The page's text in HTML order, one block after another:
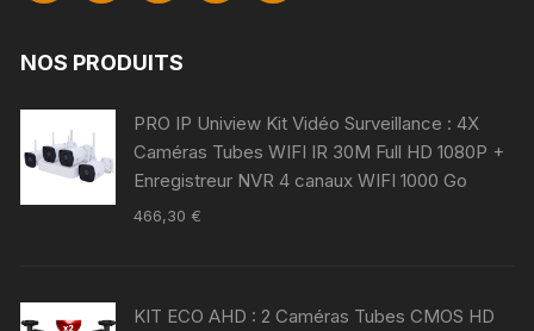
NOS PRODUITS
PRO IP Uniview Kit Vidéo Surveillance : 4X
Caméras Tubes WIFI IR 30M Full HD 1080P +
Enregistreur NVR 4 canaux WIFI 1000 Go
466,30 €
KIT ECO AHD : 2 Caméras Tubes CMOS HD